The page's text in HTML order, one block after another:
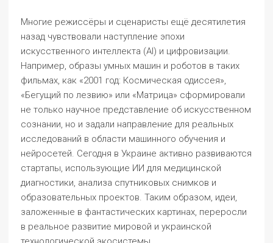
Многие режиссёры и сценаристы ещё десятилетия
назад чувствовали наступление эпохи
искусственного интеллекта (AI) и цифровизации.
Например, образы умных машин и роботов в таких
фильмах, как «2001 год: Космическая одиссея»,
«Бегущий по лезвию» или «Матрица» сформировали
не только научное представление об искусственном
сознании, но и задали направление для реальных
исследований в области машинного обучения и
нейросетей. Сегодня в Украине активно развиваются
стартапы, использующие ИИ для медицинской
диагностики, анализа спутниковых снимков и
образовательных проектов. Таким образом, идеи,
заложенные в фантастических картинах, переросли
в реальное развитие мировой и украинской